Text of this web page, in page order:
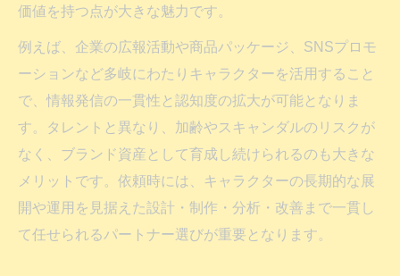
価値を持つ点が大きな魅力です。
例えば、企業の広報活動や商品パッケージ、SNSプロモ
ーションなど多岐にわたりキャラクターを活用すること
で、情報発信の一貫性と認知度の拡大が可能となりま
す。タレントと異なり、加齢やスキャンダルのリスクが
なく、ブランド資産として育成し続けられるのも大きな
メリットです。依頼時には、キャラクターの長期的な展
開や運用を見据えた設計・制作・分析・改善まで一貫し
て任せられるパートナー選びが重要となります。